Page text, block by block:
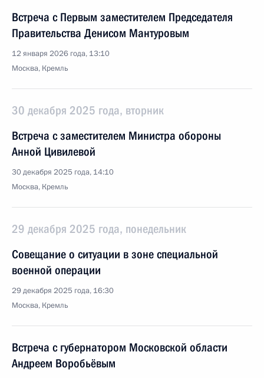
Встреча с Первым заместителем Председателя
Правительства Денисом Мантуровым
12 января 2026 года, 13:10
Москва, Кремль
30 декабря 2025 года, вторник
Встреча с заместителем Министра обороны
Анной Цивилевой
30 декабря 2025 года, 14:10
Москва, Кремль
29 декабря 2025 года, понедельник
Совещание о ситуации в зоне специальной
военной операции
29 декабря 2025 года, 16:30
Москва, Кремль
Встреча с губернатором Московской области
Андреем Воробьёвым